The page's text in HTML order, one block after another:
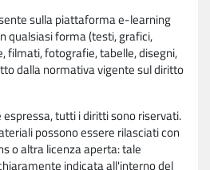
sulla piattaforma e-learning
qualsiasi forma (testi, grafici,
filmati, fotografie, tabelle, disegni,
dalla normativa vigente sul diritto
tutti i diritti sono riservati.
possono essere rilasciati con
o altra licenza aperta: tale
indicata all'interno del